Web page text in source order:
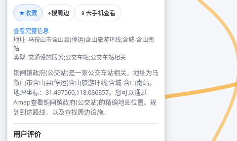
★收藏 ⌖搜周边 📱 去手机查看
查看完整信息
地址: 马鞍山市含山县(停运)含山旅游环线;含城-含山南
站
类型: 交通设施服务;公交车站;公交车站相关
铜闸镇政府(公交站)是一家公交车站相关，地址为马
鞍山市含山县(停运)含山旅游环线;含城-含山南站。
地理坐标：31.497560,118.086357。您可以通过
Amap查看铜闸镇政府(公交站)的精确地图位置、规
划到达路线，以及查找周边设施。
用户评价